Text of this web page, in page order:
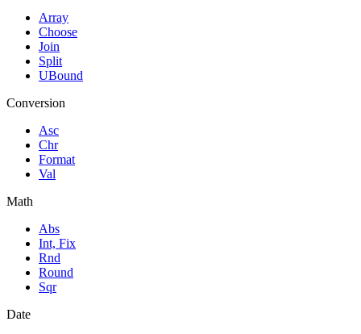
Array
Choose
Join
Split
UBound
Conversion
Asc
Chr
Format
Val
Math
Abs
Int, Fix
Rnd
Round
Sqr
Date